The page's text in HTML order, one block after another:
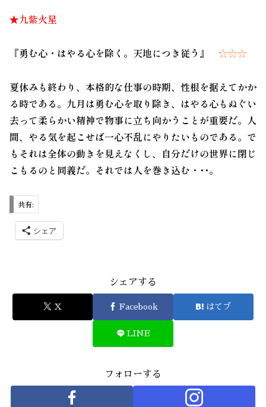
★九紫火星
『勇む心・はやる心を除く。天地につき従う』 ☆☆☆
夏休みも終わり、本格的な仕事の時期、性根を据えてかか
る時である。九月は勇む心を取り除き、はやる心もぬぐい
去って柔らかい精神で物事に立ち向かうことが重要だ。人
間、やる気を起こせば一心不乱にやりたいものである。で
もそれは全体の動きを見えなくし、自分だけの世界に閉じ
こもるのと同義だ。それでは人を巻き込む・･･。
共有:
シェア
シェアする
X Facebook はてブ
LINE
フォローする